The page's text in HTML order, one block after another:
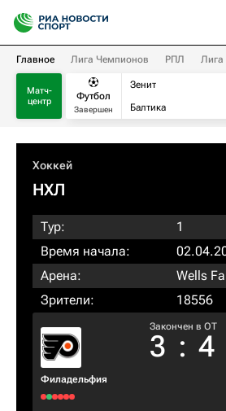
Главное Лига Чемпионов РПЛ Лига
Матч-
центр
Футбол
Завершен
Зенит
Балтика
Хоккей
НХЛ
Тур:
1
Время начала:
Арена:
Wells
Зрители:
18556
Филадельфия
Закончен в OT
3 : 4